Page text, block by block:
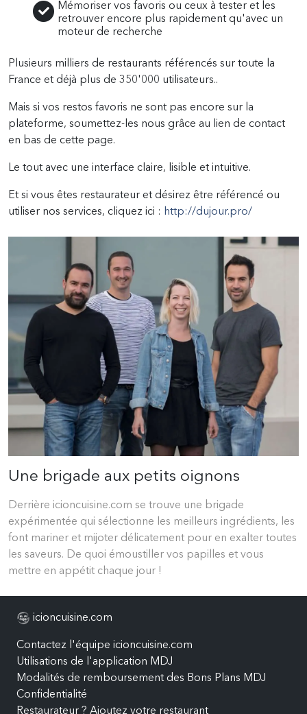
Mémoriser vos favoris ou ceux à tester et les
retrouver encore plus rapidement qu'avec un
moteur de recherche
Plusieurs milliers de restaurants référencés sur toute la
France et déjà plus de 350'000 utilisateurs..
Mais si vos restos favoris ne sont pas encore sur la
plateforme, soumettez-les nous grâce au lien de contact
en bas de cette page.
Le tout avec une interface claire, lisible et intuitive.
Et si vous êtes restaurateur et désirez être référencé ou
utiliser nos services, cliquez ici : http://dujour.pro/
Une brigade aux petits oignons
Derrière icioncuisine.com se trouve une brigade
expérimentée qui sélectionne les meilleurs ingrédients, les
font mariner et mijoter délicatement pour en exalter toutes
les saveurs. De quoi émoustiller vos papilles et vous
mettre en appétit chaque jour !
icioncuisine.com
Contactez l'équipe icioncuisine.com
Utilisations de l'application MDJ
Modalités de remboursement des Bons Plans MDJ
Confidentialité
Restaurateur ? Ajoutez votre restaurant